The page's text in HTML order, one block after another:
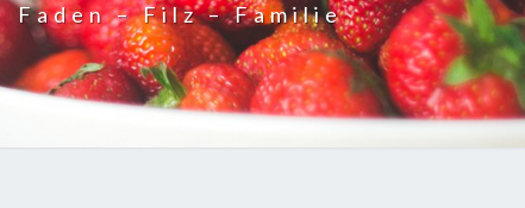
Faden – Filz – Familie